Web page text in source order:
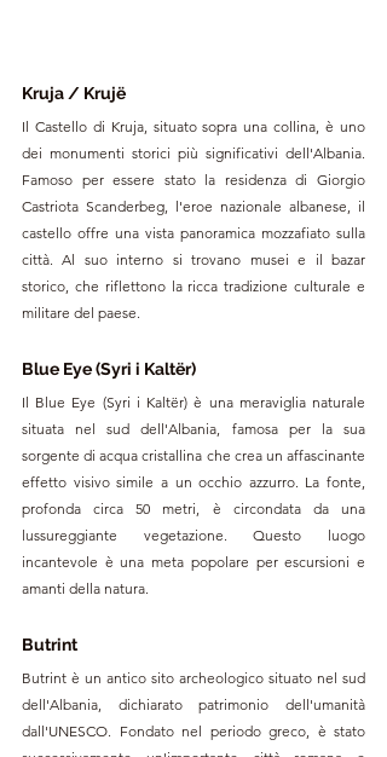
Kruja / Krujë
Il Castello di Kruja, situato sopra una collina, è uno
dei monumenti storici più significativi dell'Albania.
Famoso per essere stato la residenza di Giorgio
Castriota Scanderbeg, l'eroe nazionale albanese, il
castello offre una vista panoramica mozzafiato sulla
città. Al suo interno si trovano musei e il bazar
storico, che riflettono la ricca tradizione culturale e
militare del paese.
Blue Eye (Syri i Kaltër)
Il Blue Eye (Syri i Kaltër) è una meraviglia naturale
situata nel sud dell'Albania, famosa per la sua
sorgente di acqua cristallina che crea un affascinante
effetto visivo simile a un occhio azzurro. La fonte,
profonda circa 50 metri, è circondata da una
lussureggiante vegetazione. Questo luogo
incantevole è una meta popolare per escursioni e
amanti della natura.
Butrint
Butrint è un antico sito archeologico situato nel sud
dell'Albania, dichiarato patrimonio dell'umanità
dall'UNESCO. Fondato nel periodo greco, è stato